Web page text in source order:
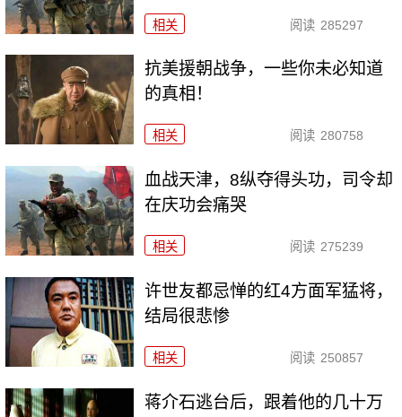
相关 阅读 285297
抗美援朝战争，一些你未必知道
的真相！
相关 阅读 280758
血战天津，8纵夺得头功，司令却
在庆功会痛哭
相关 阅读 275239
许世友都忌惮的红4方面军猛将，
结局很悲惨
相关 阅读 250857
蒋介石逃台后，跟着他的几十万